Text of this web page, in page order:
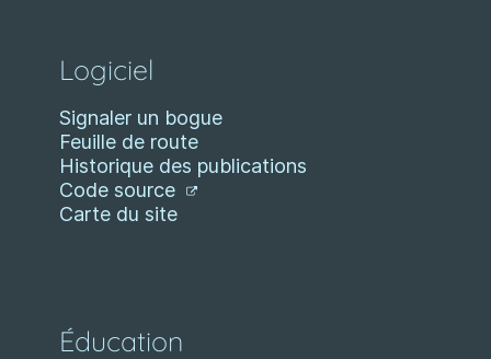
Logiciel
Signaler un bogue
Feuille de route
Historique des publications
Code source
Carte du site
Éducation